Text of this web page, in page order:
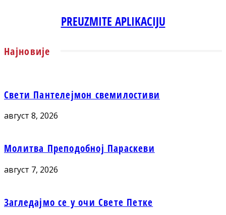
PREUZMITE APLIKACIJU
Најновије
Свети Пантелејмон свемилостиви
август 8, 2026
Молитва Преподобној Параскеви
август 7, 2026
Загледајмо се у очи Свете Петке